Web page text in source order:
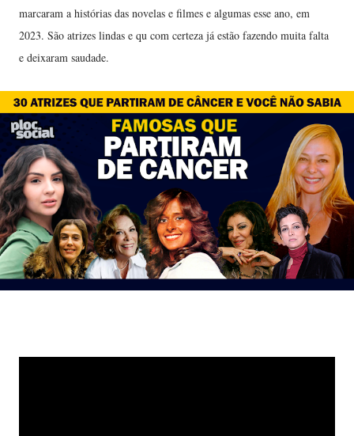
marcaram a histórias das novelas e filmes e algumas esse ano, em
2023. São atrizes lindas e qu com certeza já estão fazendo muita falta
e deixaram saudade.